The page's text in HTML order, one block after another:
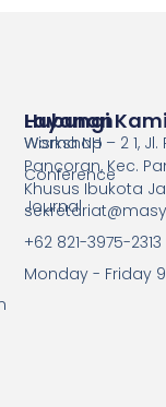
Layanan
Workshop
Conference
Journal
Hubungi Kami
Wisma NH – 2 1,
Pancoran, Kec.
Khusus Ibukota
+62 821-3975-2313
Monday - Friday